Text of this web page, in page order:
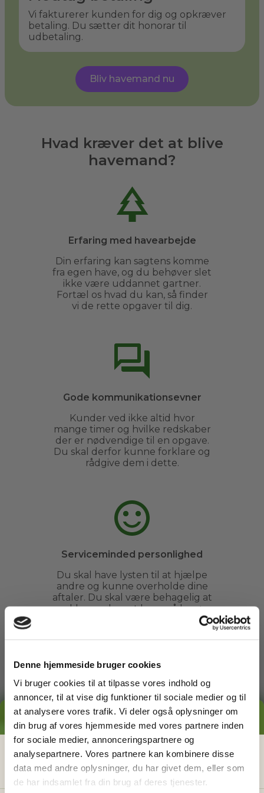
Denne hjemmeside bruger cookies
Vi bruger cookies til at tilpasse vores indhold og
annoncer, til at vise dig funktioner til sociale medier og til
at analysere vores trafik. Vi deler også oplysninger om
din brug af vores hjemmeside med vores partnere inden
for sociale medier, annonceringspartnere og
analysepartnere. Vores partnere kan kombinere disse
data med andre oplysninger, du har givet dem, eller som
de har indsamlet fra din brug af deres tjenester.
Vi fakturerer kunden for dig og opkræver
betaling. Du sætter dit honorar til
udbetaling.
Bliv havemand nu
Hvad kræver det at blive
havemand?
Erfaring med havearbejde
Din erfaring kan sagtens komme
fra egen have, og du behøver slet
ikke være uddannet gartner.
Fortæl os hvad du kan, så finder
vi de rette opgaver til dig.
Gode kommunikationsevner
Kunder ved ikke altid hvor
mange timer og hvilke redskaber
der er nødvendige til en opgave.
Du skal derfor kunne forklare og
rådgive dem i dette.
Serviceminded personlighed
Du skal have lysten til at hjælpe
andre og kunne overholde dine
aftaler. Du skal være behagelig at
snakke med og at have på besøg.
Ren straffeattest
Vi garanterer, at alle vores
havemænd har ren straffeattest,
så vores kunder altid kan føle sig
helt trygge ved at få besøg fra Go
Go Garden i haven.
GRATIS PRISESTIMAT
Hvad koster detegentligat få
hjælp i haven?